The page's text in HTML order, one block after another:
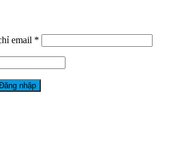
email *
nhập